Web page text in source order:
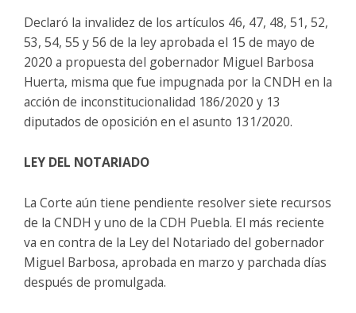
Declaró la invalidez de los artículos 46, 47, 48, 51, 52,
53, 54, 55 y 56 de la ley aprobada el 15 de mayo de
2020 a propuesta del gobernador Miguel Barbosa
Huerta, misma que fue impugnada por la CNDH en la
acción de inconstitucionalidad 186/2020 y 13
diputados de oposición en el asunto 131/2020.
LEY DEL NOTARIADO
La Corte aún tiene pendiente resolver siete recursos
de la CNDH y uno de la CDH Puebla. El más reciente
va en contra de la Ley del Notariado del gobernador
Miguel Barbosa, aprobada en marzo y parchada días
después de promulgada.